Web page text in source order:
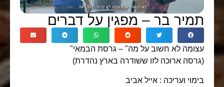
תמיר בר – מפגין על דברים
עצומה לא חשוב על מה" – גרסת הבמאי"
(גרסה ארוכה לזו ששודרה בארץ נהדרת)
בימוי ועריכה : אייל אביב